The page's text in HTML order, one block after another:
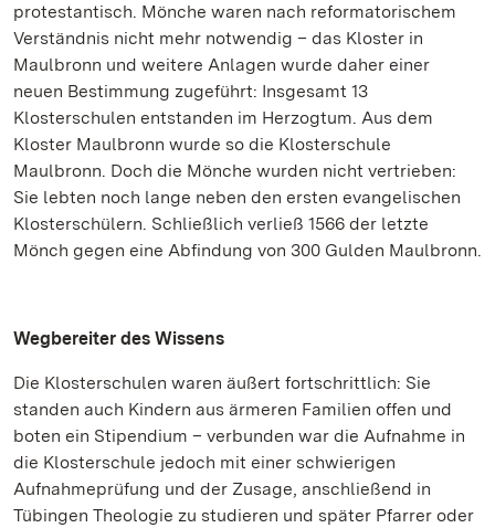
protestantisch. Mönche waren nach reformatorischem
Verständnis nicht mehr notwendig – das Kloster in
Maulbronn und weitere Anlagen wurde daher einer
neuen Bestimmung zugeführt: Insgesamt 13
Klosterschulen entstanden im Herzogtum. Aus dem
Kloster Maulbronn wurde so die Klosterschule
Maulbronn. Doch die Mönche wurden nicht vertrieben:
Sie lebten noch lange neben den ersten evangelischen
Klosterschülern. Schließlich verließ 1566 der letzte
Mönch gegen eine Abfindung von 300 Gulden Maulbronn.
Wegbereiter des Wissens
Die Klosterschulen waren äußert fortschrittlich: Sie
standen auch Kindern aus ärmeren Familien offen und
boten ein Stipendium – verbunden war die Aufnahme in
die Klosterschule jedoch mit einer schwierigen
Aufnahmeprüfung und der Zusage, anschließend in
Tübingen Theologie zu studieren und später Pfarrer oder